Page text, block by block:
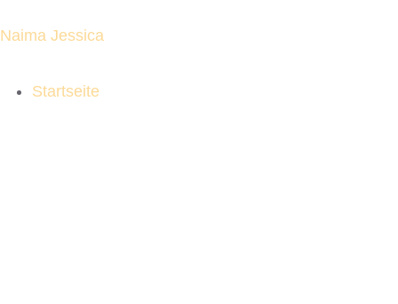
Naima Jessica
Startseite